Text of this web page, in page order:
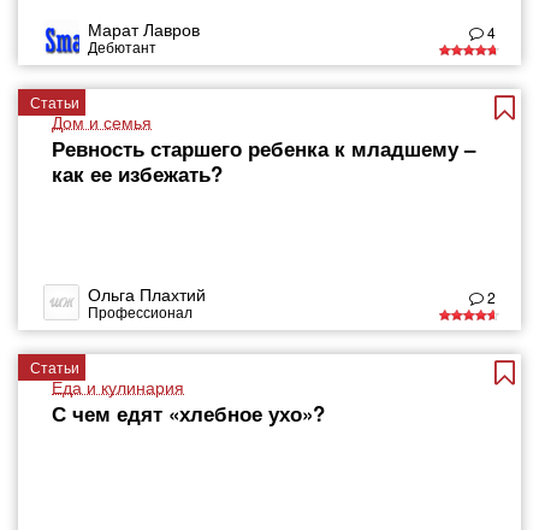
Марат Лавров
Дебютант
4
Статьи
Дом и семья
Ревность старшего ребенка к младшему –
как ее избежать?
Ольга Плахтий
Профессионал
2
Статьи
Еда и кулинария
С чем едят «хлебное ухо»?